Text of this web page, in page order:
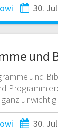
30.
und
und
ganz
30.